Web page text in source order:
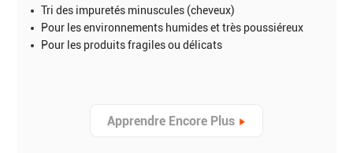
Tri des impuretés minuscules (cheveux)
Pour les environnements humides et très poussiéreux
Pour les produits fragiles ou délicats
Apprendre Encore Plus